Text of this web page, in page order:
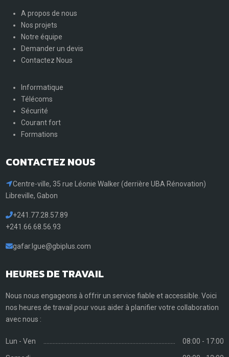
A propos de nous
Nos projets
Notre équipe
Demander un devis
Contactez Nous
Informatique
Télécoms
Sécurité
Courant fort
Formations
CONTACTEZ NOUS
Centre-ville, 35 rue Léonie Walker (derrière UBA Rénovation)
Libreville, Gabon
+241.77.28.57.89
+241.66.68.56.93
gafar.Igue@gbiplus.com
HEURES DE TRAVAIL
Nous nous engageons à offrir un service fiable et accessible. Voici
nos heures de travail pour vous aider à planifier votre collaboration
avec nous :
Lun - Ven 08:00 - 17:00